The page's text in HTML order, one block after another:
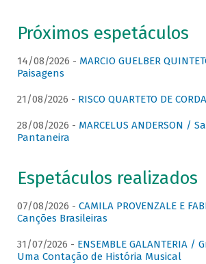
Próximos espetáculos
14/08/2026 - MARCIO GUELBER
Paisagens
21/08/2026 - RISCO QUARTETO DE
28/08/2026 - MARCELUS ANDERSON /
Pantaneira
Espetáculos realizados
07/08/2026 - CAMILA PROVENZALE E
Canções Brasileiras
31/07/2026 - ENSEMBLE GALANTERIA /
Uma Contação de História Musical